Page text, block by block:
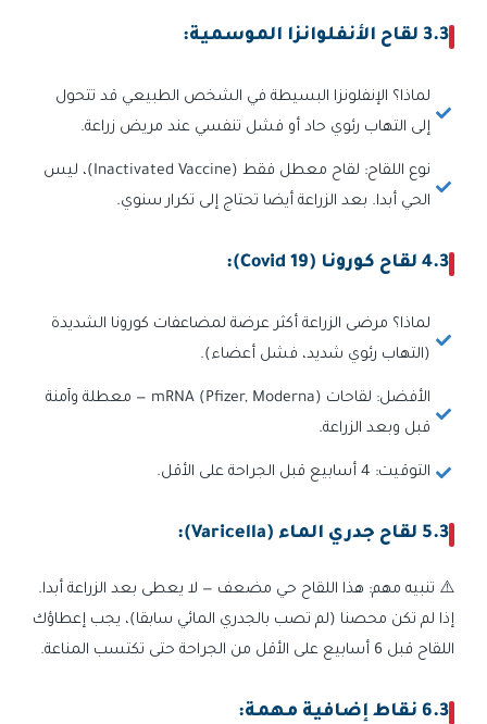
3.3 لقاح الأنفلوانزا الموسمية:
لماذا؟ الإنفلونزا البسيطة في الشخص الطبيعي قد تتحول
إلى التهاب رئوي حاد أو فشل تنفسي عند مريض زراعة.
نوع اللقاح: لقاح معطل فقط (Inactivated Vaccine)، ليس
الحي أبدا. بعد الزراعة أيضا تحتاج إلى تكرار سنوي.
4.3 لقاح كورونا (Covid 19):
لماذا؟ مرضى الزراعة أكثر عرضة لمضاعفات كورونا الشديدة
(التهاب رئوي شديد، فشل أعضاء).
الأفضل: لقاحات mRNA (Pfizer, Moderna) — معطلة وآمنة
قبل وبعد الزراعة.
التوقيت: 4 أسابيع قبل الجراحة على الأقل.
5.3 لقاح جدري الماء (Varicella):
⚠️ تنبيه مهم: هذا اللقاح حي مضعف — لا يعطى بعد الزراعة أبدا.
إذا لم تكن محصنا (لم تصب بالجدري المائي سابقا)، يجب إعطاؤك
اللقاح قبل 6 أسابيع على الأقل من الجراحة حتى تكتسب المناعة.
6.3 نقاط إضافية مهمة: